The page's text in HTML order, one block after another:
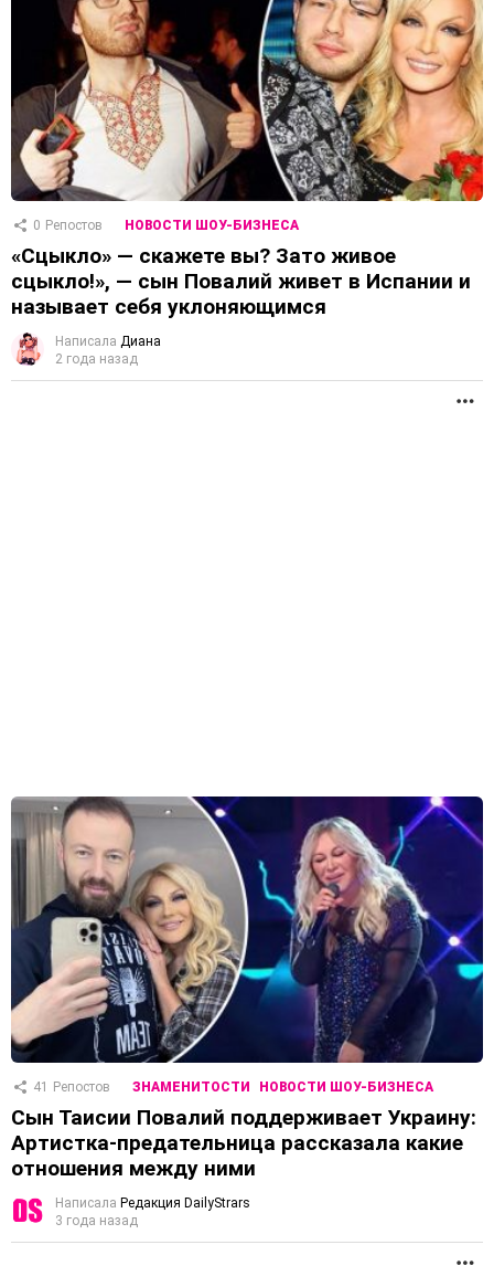
0 Репостов НОВОСТИ ШОУ-БИЗНЕСА
«Сцыкло» — скажете вы? Зато живое
сцыкло!», — сын Повалий живет в Испании и
называет себя уклоняющимся
Написала Диана
2 года назад
41 Репостов ЗНАМЕНИТОСТИ НОВОСТИ ШОУ-БИЗНЕСА
Сын Таисии Повалий поддерживает Украину:
Артистка-предательница рассказала какие
отношения между ними
Написала Редакция DailyStrars
3 года назад